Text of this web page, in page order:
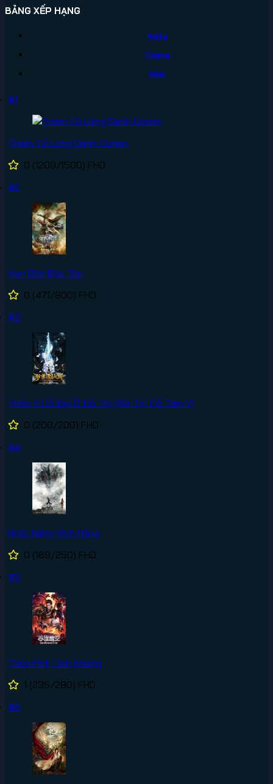
BẢNG XẾP HẠNG
Ngày
Tháng
Năm
#1
Thám Tử Lừng Danh Conan
0 (1209/1500) FHD
#2
Vạn Giới Độc Tôn
0 (471/800) FHD
#3
Thần Y Cổ Đại Ở Đô Thị (Đô Thị Cổ Tiên Y)
0 (200/200) FHD
#4
Nhất Niệm Vĩnh Hằng
0 (169/250) FHD
#5
Thôn Phệ Tinh Không
1 (235/280) FHD
#6